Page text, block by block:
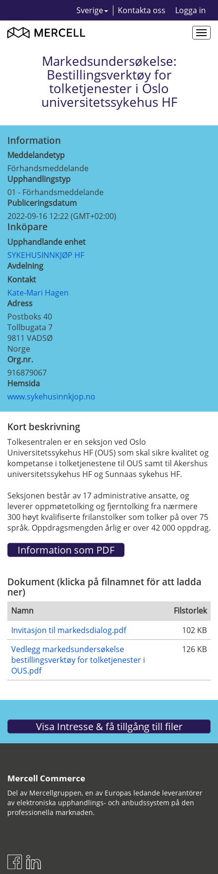
Sverige Kontakta oss Logga in
Markedsundersøkelse:
Bestillingsverktøy for
tolketjenester i Oslo
universitetssykehus HF
Information
Meddelandetyp
Förhandsmeddelande
Upphandlingstyp
01 - Förhandsmeddelande
Publiceringsdatum
2022-09-16 12:22 (GMT+02:00)
Inköpare
Upphandlande enhet
SYKEHUSINNKJØP HF
Avdelning
Kontakt
Kate-Mari Hagen
Adress
Postboks 40
Tollbugata 7
9811 VADSØ
Norge
Org.nr.
916879067
Hemsida
www.sykehusinnkjop.no
Kort beskrivning
Tolkesentralen er en seksjon ved Oslo
Universitetssykehus HF (OUS) som skal sikre kvalitet og
kompetanse i tolketjenestene til OUS samt til Akershus
universitetssykehus HF og Sunnaas sykehus HF.
Seksjonen består av 17 administrative ansatte, og
leverer oppmøtetolking og fjerntolking fra nærmere
300 høyt kvalifiserte frilanstolker som tolker på over 75
språk. Oppdragsmengden årlig er over 42 000 oppdrag.
Dokument (klicka på filnamnet för att ladda
ner)
Namn
Filstorlek
Invitasjon til markedsdialog.pdf
102 KB
Vedlegg markedsundersøkelse
bestillingsverktøy for tolketjenester i
OUS.pdf
126 KB
Mercell Commerce
Del av Mercellgruppen, en av Europas ledande leverantörer
av elektroniska upphandlings- och anbudssystem på den
professionella marknaden.